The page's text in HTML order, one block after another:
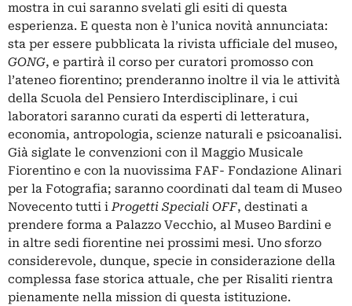
mostra in cui saranno svelati gli esiti di questa
esperienza. E questa non è l’unica novità annunciata:
sta per essere pubblicata la rivista ufficiale del museo,
GONG, e partirà il corso per curatori promosso con
l’ateneo fiorentino; prenderanno inoltre il via le attività
della Scuola del Pensiero Interdisciplinare, i cui
laboratori saranno curati da esperti di letteratura,
economia, antropologia, scienze naturali e psicoanalisi.
Già siglate le convenzioni con il Maggio Musicale
Fiorentino e con la nuovissima FAF- Fondazione Alinari
per la Fotografia; saranno coordinati dal team di Museo
Novecento tutti iProgetti Speciali OFF, destinati a
prendere forma a Palazzo Vecchio, al Museo Bardini e
in altre sedi fiorentine nei prossimi mesi. Uno sforzo
considerevole, dunque, specie in considerazione della
complessa fase storica attuale, che per Risaliti rientra
pienamente nella mission di questa istituzione.